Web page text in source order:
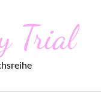
Trial